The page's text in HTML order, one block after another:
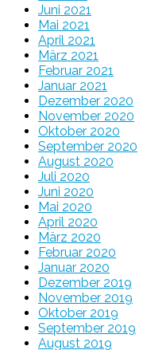
Juni 2021
Mai 2021
April 2021
März 2021
Februar 2021
Januar 2021
Dezember 2020
November 2020
Oktober 2020
September 2020
August 2020
Juli 2020
Juni 2020
Mai 2020
April 2020
März 2020
Februar 2020
Januar 2020
Dezember 2019
November 2019
Oktober 2019
September 2019
August 2019